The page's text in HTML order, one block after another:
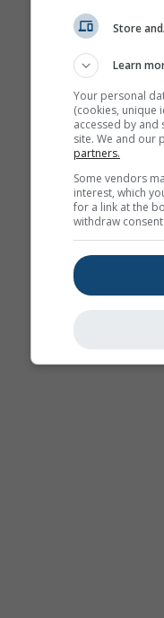
Store
Learn
Your personal
(cookies, unique
accessed by
site. We and our
partners.
Some vendors
interest, which
for a link at the
withdraw